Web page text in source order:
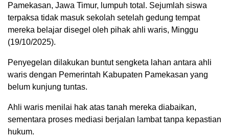
Pamekasan, Jawa Timur, lumpuh total. Sejumlah siswa
terpaksa tidak masuk sekolah setelah gedung tempat
mereka belajar disegel oleh pihak ahli waris, Minggu
(19/10/2025).
Penyegelan dilakukan buntut sengketa lahan antara ahli
waris dengan Pemerintah Kabupaten Pamekasan yang
belum kunjung tuntas.
Ahli waris menilai hak atas tanah mereka diabaikan,
sementara proses mediasi berjalan lambat tanpa kepastian
hukum.